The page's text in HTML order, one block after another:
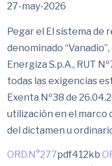
27-may-2026
Pegar el El sistema de
denominado
Energiza S.p.A., RUT
todas las exigencias
Exenta Nº38 de
utilización en el marco
del dictamen u
ORD.N°277pdf412kb